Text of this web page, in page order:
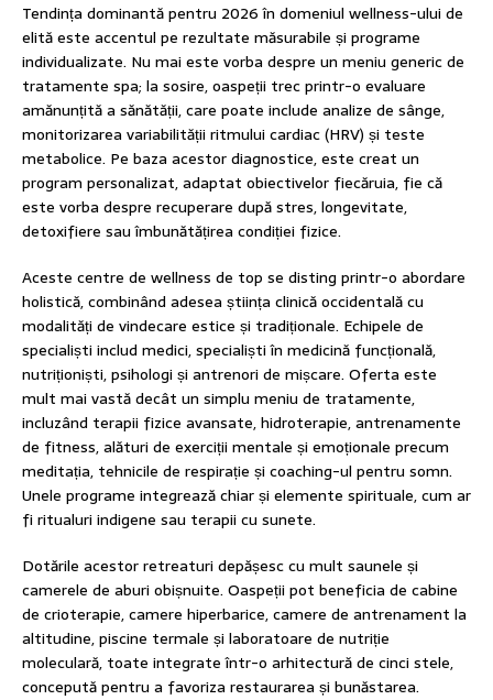
Tendința dominantă pentru 2026 în domeniul wellness-ului de
elită este accentul pe rezultate măsurabile și programe
individualizate. Nu mai este vorba despre un meniu generic de
tratamente spa; la sosire, oaspeții trec printr-o evaluare
amănunțită a sănătății, care poate include analize de sânge,
monitorizarea variabilității ritmului cardiac (HRV) și teste
metabolice. Pe baza acestor diagnostice, este creat un
program personalizat, adaptat obiectivelor fiecăruia, fie că
este vorba despre recuperare după stres, longevitate,
detoxifiere sau îmbunătățirea condiției fizice.
Aceste centre de wellness de top se disting printr-o abordare
holistică, combinând adesea știința clinică occidentală cu
modalități de vindecare estice și tradiționale. Echipele de
specialiști includ medici, specialiști în medicină funcțională,
nutriționiști, psihologi și antrenori de mișcare. Oferta este
mult mai vastă decât un simplu meniu de tratamente,
incluzând terapii fizice avansate, hidroterapie, antrenamente
de fitness, alături de exerciții mentale și emoționale precum
meditația, tehnicile de respirație și coaching-ul pentru somn.
Unele programe integrează chiar și elemente spirituale, cum ar
fi ritualuri indigene sau terapii cu sunete.
Dotările acestor retreaturi depășesc cu mult saunele și
camerele de aburi obișnuite. Oaspeții pot beneficia de cabine
de crioterapie, camere hiperbarice, camere de antrenament la
altitudine, piscine termale și laboratoare de nutriție
moleculară, toate integrate într-o arhitectură de cinci stele,
concepută pentru a favoriza restaurarea și bunăstarea.